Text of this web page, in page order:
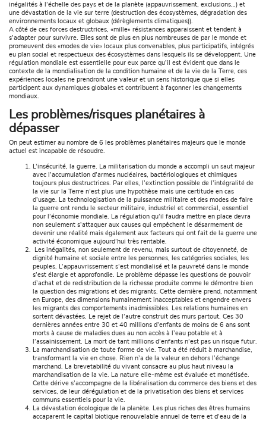
inégalités à l’échelle des pays et de la planète (appauvrissement, exclusions…) et
une dévastation de la vie sur terre (destruction des écosystèmes, dégradation des
environnements locaux et globaux (dérèglements climatiques)).
A côté de ces forces destructrices, «mille» résistances apparaissent et tendent à
s’adapter pour survivre. Elles sont de plus en plus nombreuses de par le monde et
promeuvent des «modes de vie» locaux plus convenables, plus participatifs, intégrés
eu plan social et respectueux des écosystèmes dans lesquels ils se développent. Une
régulation mondiale est essentielle pour eux parce qu’il est évident que dans le
contexte de la mondialisation de la condition humaine et de la vie de la Terre, ces
expériences locales ne prendront une valeur et un sens historique que si elles
participent aux dynamiques globales et contribuent à façonner les changements
mondiaux.
Les problèmes/risques planétaires à
dépasser
On peut estimer au nombre de 6 les problèmes planétaires majeurs que le monde
actuel est incapable de résoudre.
L’insécurité, la guerre. La militarisation du monde a accompli un saut majeur
avec l’accumulation d’armes nucléaires, bactériologiques et chimiques
toujours plus destructrices. Par elles, l’extinction possible de l’intégralité de
la vie sur la Terre n’est plus une hypothèse mais une certitude en cas
d’usage. La technologisation de la puissance militaire et des modes de faire
la guerre ont rendu le secteur militaire, industriel et commercial, essentiel
pour l’économie mondiale. La régulation qu’il faudra mettre en place devra
non seulement s’attaquer aux causes qui empêchent le désarmement de
devenir une réalité mais également aux facteurs qui ont fait de la guerre une
activité économique aujourd’hui très rentable.
Les inégalités, non seulement de revenu, mais surtout de citoyenneté, de
dignité humaine et sociale entre les personnes, les catégories sociales, les
peuples. L’appauvrissement s’est mondialisé et la pauvreté dans le monde
s’est élargie et approfondie. Le problème dépasse les questions de pouvoir
d’achat et de redistribution de la richesse produite comme le démontre bien
la question des migrations et des migrants. Cette dernière prend, notamment
en Europe, des dimensions humainement inacceptables et engendre envers
les migrants des comportements inadmissibles. Les relations humaines en
sortent dévastées. Le rejet de l’autre construit des murs partout. Ces 30
dernières années entre 30 et 40 millions d’enfants de moins de 6 ans sont
morts à cause de maladies dues au non accès à l’eau potable et à
l’assainissement. La mort de tant millions d’enfants n’est pas un risque futur.
La marchandisation de toute forme de vie. Tout a été réduit à marchandise,
transformant la vie en chose. Rien n’a de la valeur en dehors l’échange
marchand. La brevetabilité du vivant consacre au plus haut niveau la
marchandisation de la vie. La nature elle-même est évaluée et monétisée.
Cette dérive s’accompagne de la libéralisation du commerce des biens et des
services, de leur dérégulation et de la privatisation des biens et services
communs essentiels pour la vie.
La dévastation écologique de la planète. Les plus riches des êtres humains
accaparent le capital biotique renouvelable annuel de terre et d’eau de la